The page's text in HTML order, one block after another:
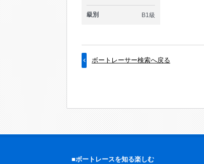
級別 B1級
ボートレーサー検索へ戻る
■ボートレースを知る楽しむ